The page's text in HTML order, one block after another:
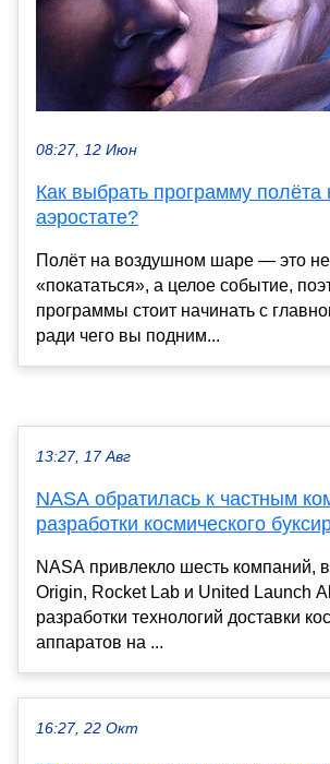
08:27, 12 Июн
Как выбрать программу полёта
аэростате?
Полёт на воздушном шаре — это не
«покататься», а целое событие,
программы стоит начинать с
ради чего вы подним...
13:27, 17 Авг
NASA обратилась к частным
разработки космического
NASA привлекло шесть компаний,
Origin, Rocket Lab и United Launch
разработки технологий доставки
аппаратов на ...
16:27, 22 Окт